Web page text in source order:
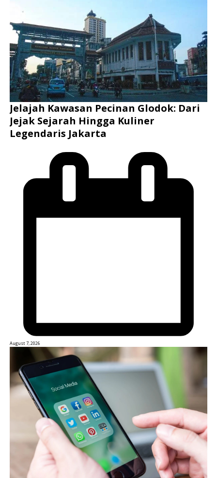
Jelajah Kawasan Pecinan Glodok: Dari
Jejak Sejarah Hingga Kuliner
Legendaris Jakarta
August 7, 2026